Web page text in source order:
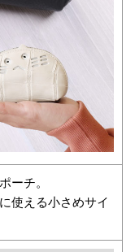
ーチ。
使える小さめサイ